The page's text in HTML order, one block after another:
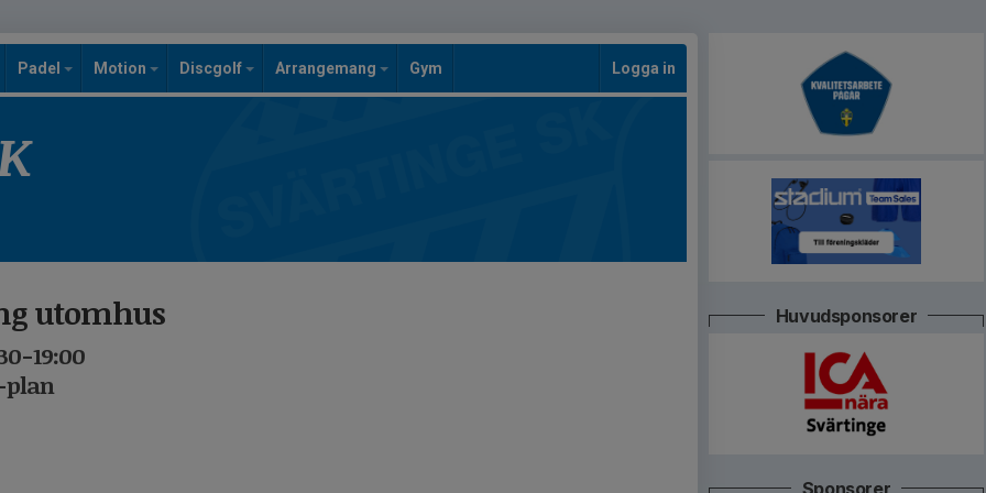
Padel Motion Discgolf Arrangemang Gym Logga in
utomhus
19:00
plan
Huvudsponsorer
Sponsorer